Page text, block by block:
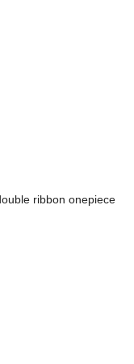
ribbon onepiece